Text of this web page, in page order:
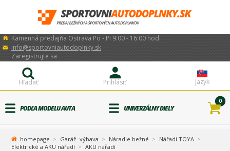
Kamenná predajňa Ostrava Po - Pi 9:00 - 16:00 hod.
info@sportovniautodoplnky.sk
Jazyk
Prihlásiť
Zaregistrujte sa
Hľadať
PODĽA MODELU AUTA UNIVERZÁLNY DIELY
0
homepage Garáž- výbava Náradie bežné
Nářadí TOYA
Elektrické a AKU nářadí
AKU nářadí